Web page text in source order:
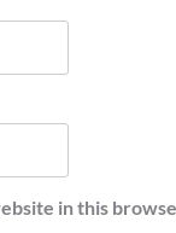
in this